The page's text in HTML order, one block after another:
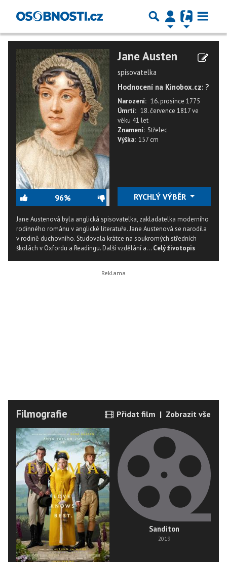
96%
Jane Austen
spisovatelka
Hodnocení na Kinobox.cz: ?
Narození: 16. prosince 1775
Úmrtí: 18. července 1817ve
věku 41 let
Znamení: Střelec
Výška: 157 cm
RYCHLÝ VÝBĚR
Jane Austenová byla anglická spisovatelka, zakladatelka moderního
rodinného románu v anglické literatuře. Jane Austenová se narodila
v rodině duchovního. Studovala krátce na soukromých středních
školách v Oxfordu a Readingu. Další vzdělání a... Celý životopis
Filmografie Přidat film | Zobrazit vše
Sanditon
2019